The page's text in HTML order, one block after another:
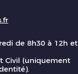
de 8h30 à 12h et
Civil (uniquement